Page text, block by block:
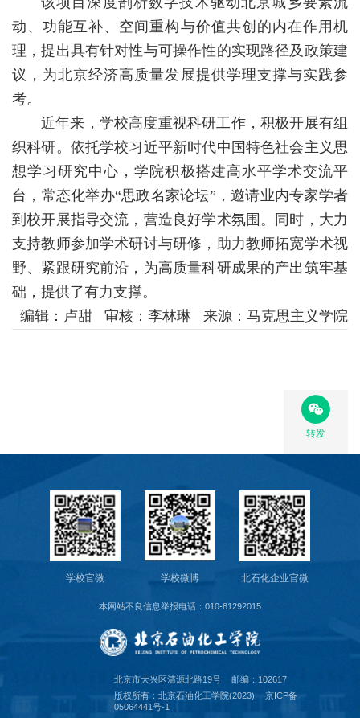
育
学
队
伍
学
科
科
生
动、功能互补、空间重构与价值共创的内在作用机
理，提出具有针对性与可操作性的实现路径及政策建
议，为北京经济高质量发展提供学理支撑与实践参
考。
近年来，学校高度重视科研工作，积极开展有组
织科研。依托学校习近平新时代中国特色社会主义思
想学习研究中心，学院积极搭建高水平学术交流平
台，常态化举办“思政名家论坛”，邀请业内专家学者
到校开展指导交流，营造良好学术氛围。同时，大力
支持教师参加学术研讨与研修，助力教师拓宽学术视
野、紧跟研究前沿，为高质量科研成果的产出筑牢基
础，提供了有力支撑。
编辑：卢甜 审核：李林琳 来源：马克思主义学院
转发
学校官微 学校微博 北石化企业官微
本网站不良信息举报电话：010-81292015
北京市大兴区清源北路19号
邮编：102617
版权所有：北京石油化工学院(2023)
京ICP备
05064441号-1